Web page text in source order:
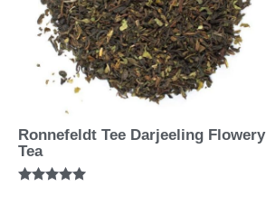
Ronnefeldt Tee Darjeeling Flowery
Tea